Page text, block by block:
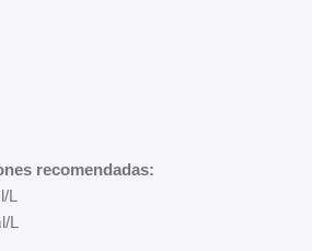
recomendadas:
L
L